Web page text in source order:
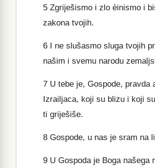
5 Zgriješismo i zlo èinismo i
zakona tvojih.
6 I ne slušasmo sluga tvojih
našim i svemu narodu
7 U tebe je, Gospode,
Izrailjaca, koji su blizu i koji
ti griješiše.
8 Gospode, u nas je sram na
9 U Gospoda je Boga našega